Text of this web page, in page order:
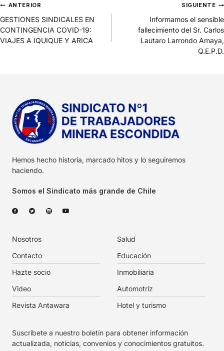
ANTERIOR
GESTIONES SINDICALES EN
CONTINGENCIA COVID-19:
VIAJES A IQUIQUE Y ARICA
SIGUIENTE
Informamos el sensible
fallecimiento del Sr. Carlos
Lautaro Larrondo Amaya,
Q.E.P.D.
Hemos hecho historia, marcado hitos y lo seguiremos
haciendo.
Somos el Sindicato más grande de Chile
Nosotros
Contacto
Hazte socio
Video
Revista Antawara
Salud
Educación
Inmobiliaria
Automotriz
Hotel y turismo
Suscríbete a nuestro boletín para obtener información
actualizada, noticias, convenios y conocimientos gratuitos.